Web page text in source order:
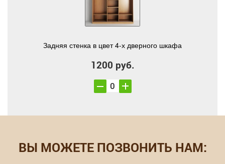
Задняя стенка в цвет 4-х дверного шкафа
1200 руб.
ВЫ МОЖЕТЕ ПОЗВОНИТЬ НАМ: